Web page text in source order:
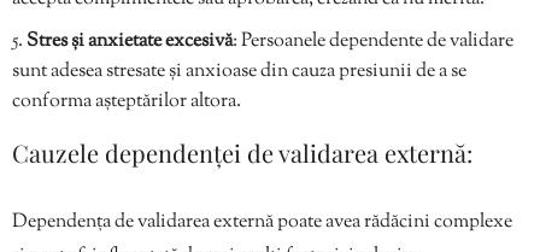
Stres și anxietate excesivă: Persoanele dependente de validare
sunt adesea stresate și anxioase din cauza presiunii de a se
conforma așteptărilor altora.
Cauzele dependenței de validarea externă:
Dependența de validarea externă poate avea rădăcini complexe